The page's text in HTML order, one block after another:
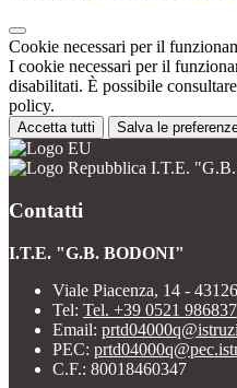
Cookie necessari per il
I cookie necessari per il
disabilitati. È possibile
policy.
Accetta tutti Salva le
I.T.E.
Contatti
I.T.E. "G.B. BODONI"
Viale Piacenza, 14 -
Tel: Tel. +39 0521 986837
Email:
PEC:
C.F.: 80018460347